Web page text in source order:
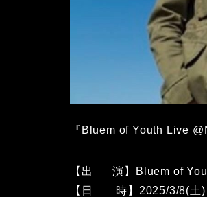
『Bluem of Youth Live
【出 演】Bluem of
【日 時】2025/3/8(土)